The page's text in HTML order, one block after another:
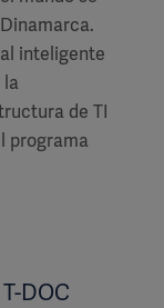
inteligente
la
de TI
programa
DOC